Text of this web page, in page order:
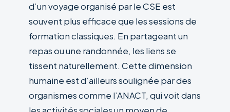
d’un voyage organisé par le CSE est
souvent plus efficace que les sessions de
formation classiques. En partageant un
repas ou une randonnée, les liens se
tissent naturellement. Cette dimension
humaine est d’ailleurs soulignée par des
organismes comme l’ANACT, qui voit dans